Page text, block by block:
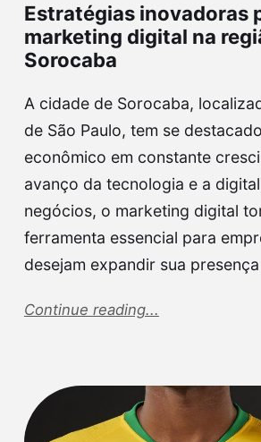
Estratégias inovadoras
marketing digital na
Sorocaba
A cidade de Sorocaba,
de São Paulo, tem se
econômico em constante
avanço da tecnologia e a
negócios, o marketing digital
ferramenta essencial para
desejam expandir sua
Continue reading...